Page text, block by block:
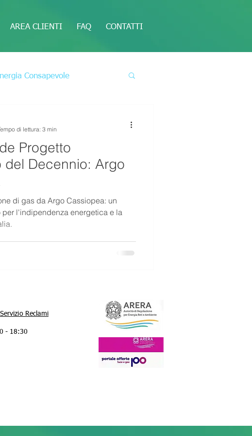
AREA CLIENTI FAQ CONTATTI
Consapevole
Progetto
del Decennio: Argo
di gas da Argo Cassiopea: un
per l'indipendenza energetica e la
di lettura: 3 min
Servizio Reclami
- 18:30